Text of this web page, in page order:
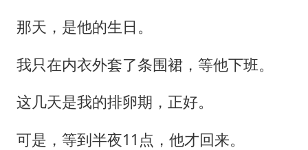
那天，是他的生日。
我只在内衣外套了条围裙，等他下班。
这几天是我的排卵期，正好。
可是，等到半夜11点，他才回来。